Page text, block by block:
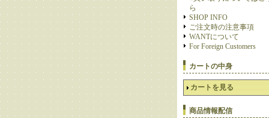
ら
SHOP INFO
ご注文時の注意事項
WANTについて
For Foreign Customers
カートの中身
カートを見る
商品情報配信